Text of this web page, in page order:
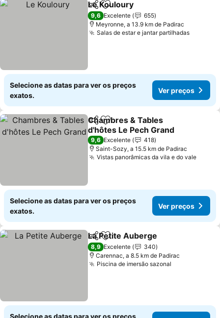
PartilharAdicionar aos favoritos
Le Kouloury
9,6 Excelente
655
Meyronne, a 13.9 km de Padirac
Salas de estar e jantar partilhadas
Selecione as datas para ver os preços
exatos.
Ver preços
PartilharAdicionar aos favoritos
Chambres & Tables
d'hôtes Le Pech Grand
9,6 Excelente
418
Saint-Sozy, a 15.5 km de Padirac
Vistas panorâmicas da vila e do vale
Selecione as datas para ver os preços
exatos.
Ver preços
PartilharAdicionar aos favoritos
La Petite Auberge
8,9 Excelente
340
Carennac, a 8.5 km de Padirac
Piscina de imersão sazonal
Selecione as datas para ver os preços